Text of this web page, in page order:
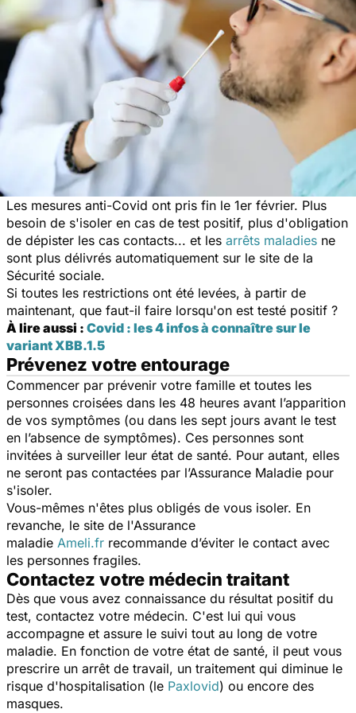
Les mesures anti-Covid ont pris fin le 1er février. Plus
besoin de s'isoler en cas de test positif, plus d'obligation
de dépister les cas contacts... et les arrêts maladies ne
sont plus délivrés automatiquement sur le site de la
Sécurité sociale.
Si toutes les restrictions ont été levées, à partir de
maintenant, que faut-il faire lorsqu'on est testé positif ?
À lire aussi : Covid : les 4 infos à connaître sur le
variant XBB.1.5
Prévenez votre entourage
Commencer par prévenir votre famille et toutes les
personnes croisées dans les 48 heures avant l’apparition
de vos symptômes (ou dans les sept jours avant le test
en l’absence de symptômes). Ces personnes sont
invitées à surveiller leur état de santé. Pour autant, elles
ne seront pas contactées par l’Assurance Maladie pour
s'isoler.
Vous-mêmes n'êtes plus obligés de vous isoler. En
revanche, le site de l'Assurance
maladie Ameli.fr recommande d’éviter le contact avec
les personnes fragiles.
Contactez votre médecin traitant
Dès que vous avez connaissance du résultat positif du
test, contactez votre médecin. C'est lui qui vous
accompagne et assure le suivi tout au long de votre
maladie. En fonction de votre état de santé, il peut vous
prescrire un arrêt de travail, un traitement qui diminue le
risque d'hospitalisation (le Paxlovid) ou encore des
masques.